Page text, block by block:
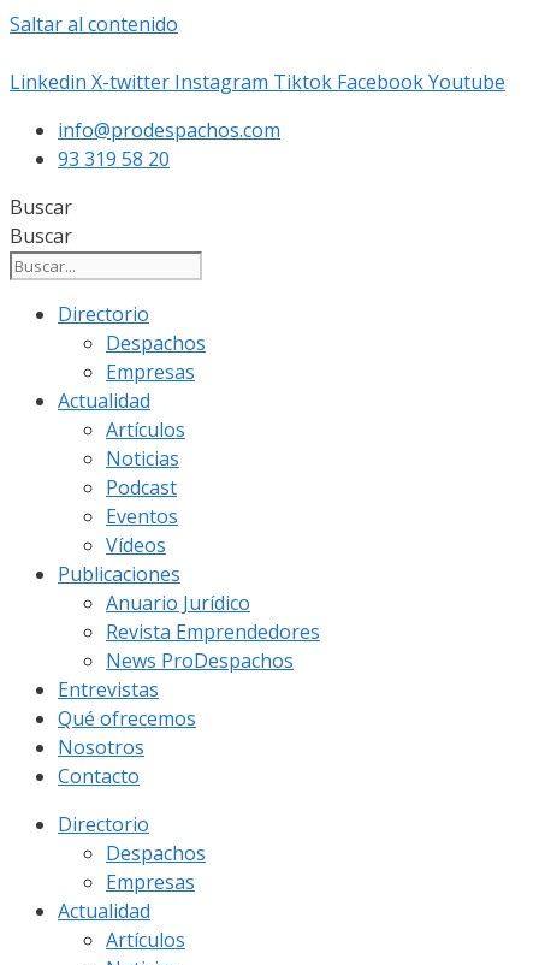
Saltar al contenido
Linkedin X-twitter Instagram Tiktok FacebookYoutube
info@prodespachos.com
93 319 58 20
Buscar
Buscar
Directorio
Despachos
Empresas
Actualidad
Artículos
Noticias
Podcast
Eventos
Vídeos
Publicaciones
Anuario Jurídico
Revista Emprendedores
News ProDespachos
Entrevistas
Qué ofrecemos
Nosotros
Contacto
Directorio
Despachos
Empresas
Actualidad
Artículos